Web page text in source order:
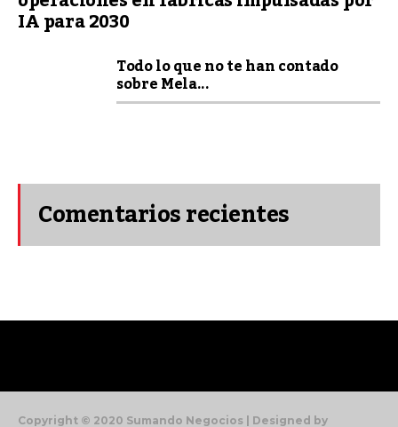
IA para 2030
Todo lo que no te han contado
sobre Mela...
Comentarios recientes
Copyright © 2020 Sumando Negocios | Designed by